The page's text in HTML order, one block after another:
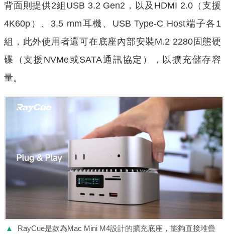
背面則提供2組USB 3.2 Gen2，以及HDMI 2.0（支援
4K60p）、3.5 mm耳機、USB Type-C Host端子各1
組，此外使用者還可在底座內部安裝M.2 2280固態硬
碟（支援NVMe或SATA通訊協定），以擴充儲存容
量。
▲
RayCue是款為Mac Mini M4設計的擴充底座，能夠直接堆疊